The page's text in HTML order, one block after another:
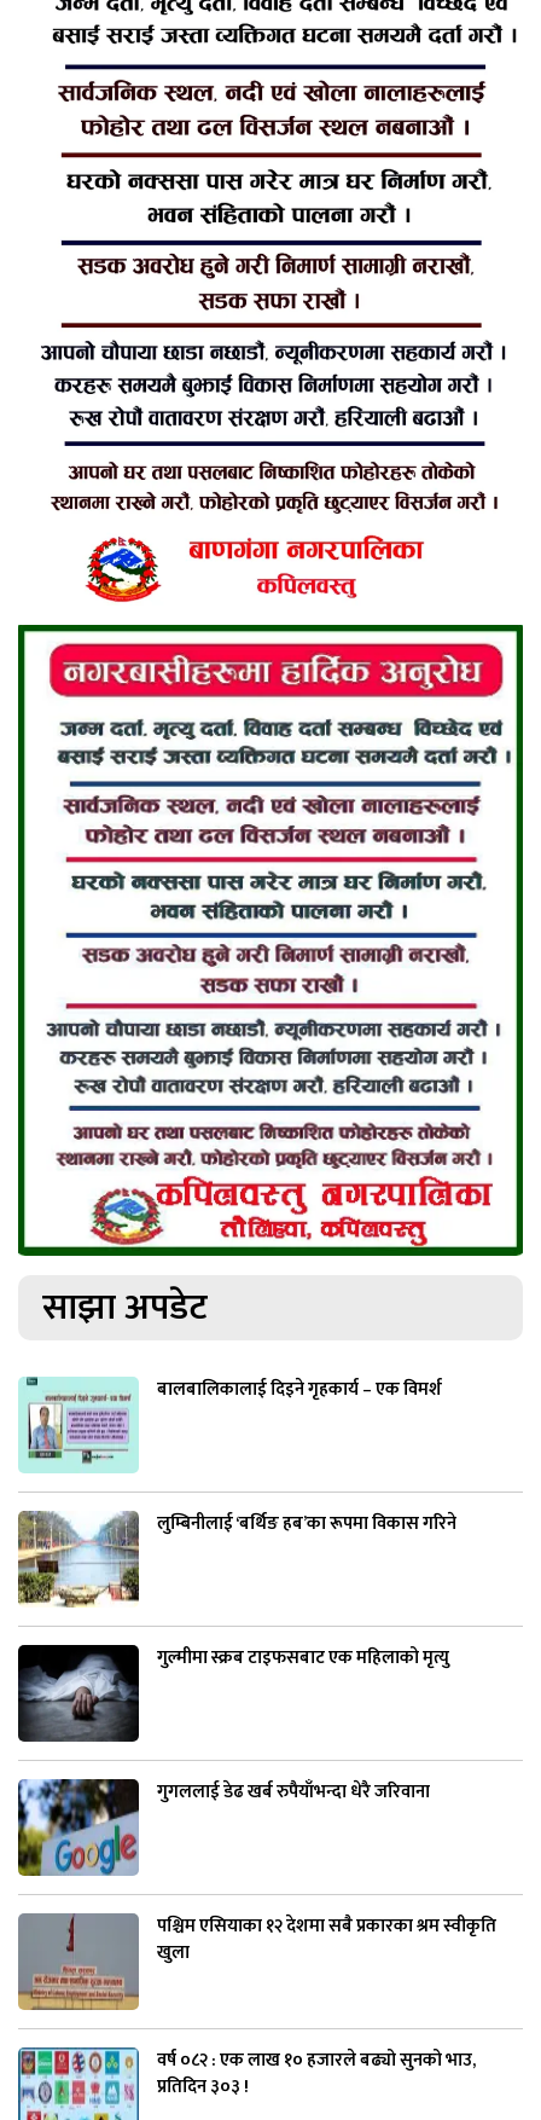
साझा अपडेट
बालबालिकालाई दिइने गृहकार्य – एक विमर्श
लुम्बिनीलाई ‘बर्थिङ हब’का रूपमा विकास गरिने
गुल्मीमा स्क्रब टाइफसबाट एक महिलाको मृत्यु
गुगललाई डेढ खर्ब रुपैयाँभन्दा धेरै जरिवाना
पश्चिम एसियाका १२ देशमा सबै प्रकारका श्रम स्वीकृति
खुला
वर्ष ०८२ : एक लाख १० हजारले बढ्यो सुनको भाउ,
प्रतिदिन ३०३ !